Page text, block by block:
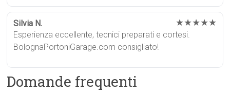
Silvia N. ★★★★★
Esperienza eccellente, tecnici preparati e cortesi.
BolognaPortoniGarage.com consigliato!
Domande frequenti